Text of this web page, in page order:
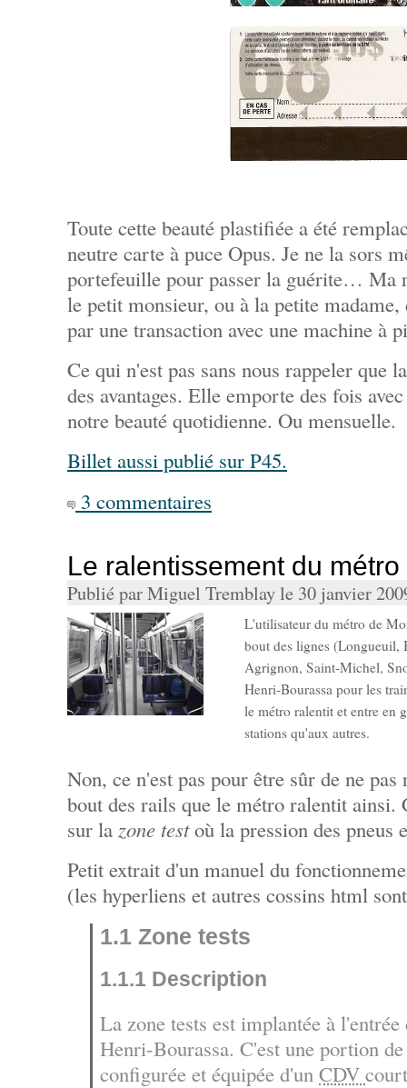
Toute cette beauté plastifiée a été
neutre carte à puce Opus. Je ne la sors
portefeuille pour passer la guérite… Ma
le petit monsieur, ou à la petite
par une transaction avec une machine à
Ce qui n'est pas sans nous rappeler que
des avantages. Elle emporte des fois
notre beauté quotidienne. Ou mensuelle.
Billet aussi publié sur P45.
3 commentaires
Le ralentissement du
Publié par Miguel Tremblay le 30 janvier
L'utilisateur du métro de
bout des lignes
Agrignon, Saint-Michel,
Henri-Bourassa pour les
le métro ralentit et entre en
stations qu'aux autres.
Non, ce n'est pas pour être sûr de ne
bout des rails que le métro ralentit ainsi.
sur la zone testoù la pression des pneus
Petit extrait d'un manuel du
(les hyperliens et autres cossins html
1.1 Zone tests
1.1.1 Description
La zone tests est implantée à
Henri-Bourassa. C'est une portion
configurée et équipée d'un CDV